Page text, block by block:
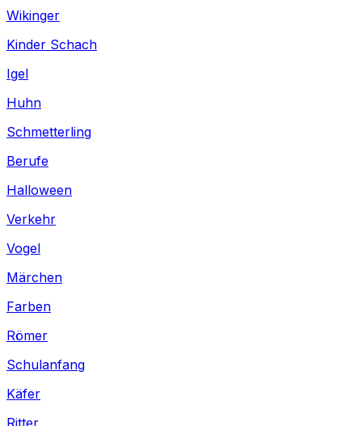
Wikinger
Kinder Schach
Igel
Huhn
Schmetterling
Berufe
Halloween
Verkehr
Vogel
Märchen
Farben
Römer
Schulanfang
Käfer
Ritter